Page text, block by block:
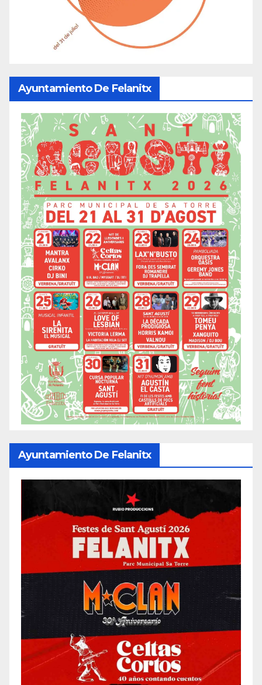
Ayuntamiento De Felanitx
Ayuntamiento De Felanitx